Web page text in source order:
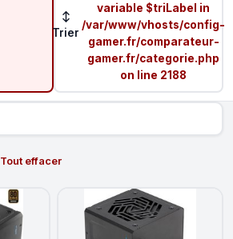
↕
Trier
variable $triLabel in
/var/www/vhosts/config-
gamer.fr/comparateur-
gamer.fr/categorie.php
on line 2188
Tout effacer